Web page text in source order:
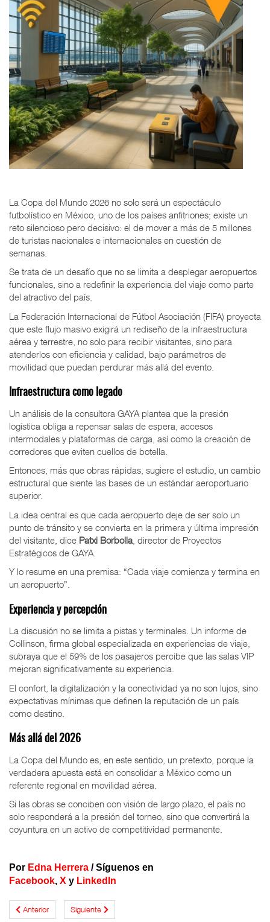
La Copa del Mundo 2026 no solo será un espectáculo
futbolístico en México, uno de los países anfitriones; existe un
reto silencioso pero decisivo: el de mover a más de 5 millones
de turistas nacionales e internacionales en cuestión de
semanas.
Se trata de un desafío que no se limita a desplegar aeropuertos
funcionales, sino a redefinir la experiencia del viaje como parte
del atractivo del país.
La Federación Internacional de Fútbol Asociación (FIFA) proyecta
que este flujo masivo exigirá un rediseño de la infraestructura
aérea y terrestre, no solo para recibir visitantes, sino para
atenderlos con eficiencia y calidad, bajo parámetros de
movilidad que puedan perdurar más allá del evento.
Infraestructura como legado
Un análisis de la consultora GAYA plantea que la presión
logística obliga a repensar salas de espera, accesos
intermodales y plataformas de carga, así como la creación de
corredores que eviten cuellos de botella.
Entonces, más que obras rápidas, sugiere el estudio, un cambio
estructural que siente las bases de un estándar aeroportuario
superior.
La idea central es que cada aeropuerto deje de ser solo un
punto de tránsito y se convierta en la primera y última impresión
del visitante, dice Patxi Borbolla, director de Proyectos
Estratégicos de GAYA.
Y lo resume en una premisa: “Cada viaje comienza y termina en
un aeropuerto”.
Experiencia y percepción
La discusión no se limita a pistas y terminales. Un informe de
Collinson, firma global especializada en experiencias de viaje,
subraya que el 59% de los pasajeros percibe que las salas VIP
mejoran significativamente su experiencia.
El confort, la digitalización y la conectividad ya no son lujos, sino
expectativas mínimas que definen la reputación de un país
como destino.
Más allá del 2026
La Copa del Mundo es, en este sentido, un pretexto, porque la
verdadera apuesta está en consolidar a México como un
referente regional en movilidad aérea.
Si las obras se conciben con visión de largo plazo, el país no
solo responderá a la presión del torneo, sino que convertirá la
coyuntura en un activo de competitividad permanente.
Por Edna Herrera /Síguenos en
Facebook, X y LinkedIn
Anterior Siguiente